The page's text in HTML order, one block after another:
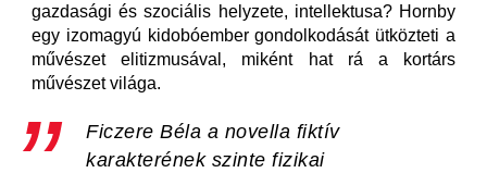
gazdasági és szociális helyzete, intellektusa? Hornby
egy izomagyú kidobóember gondolkodását ütközteti a
művészet elitizmusával, miként hat rá a kortárs
művészet világa.
Ficzere Béla a novella fiktív
karakterének szinte fizikai